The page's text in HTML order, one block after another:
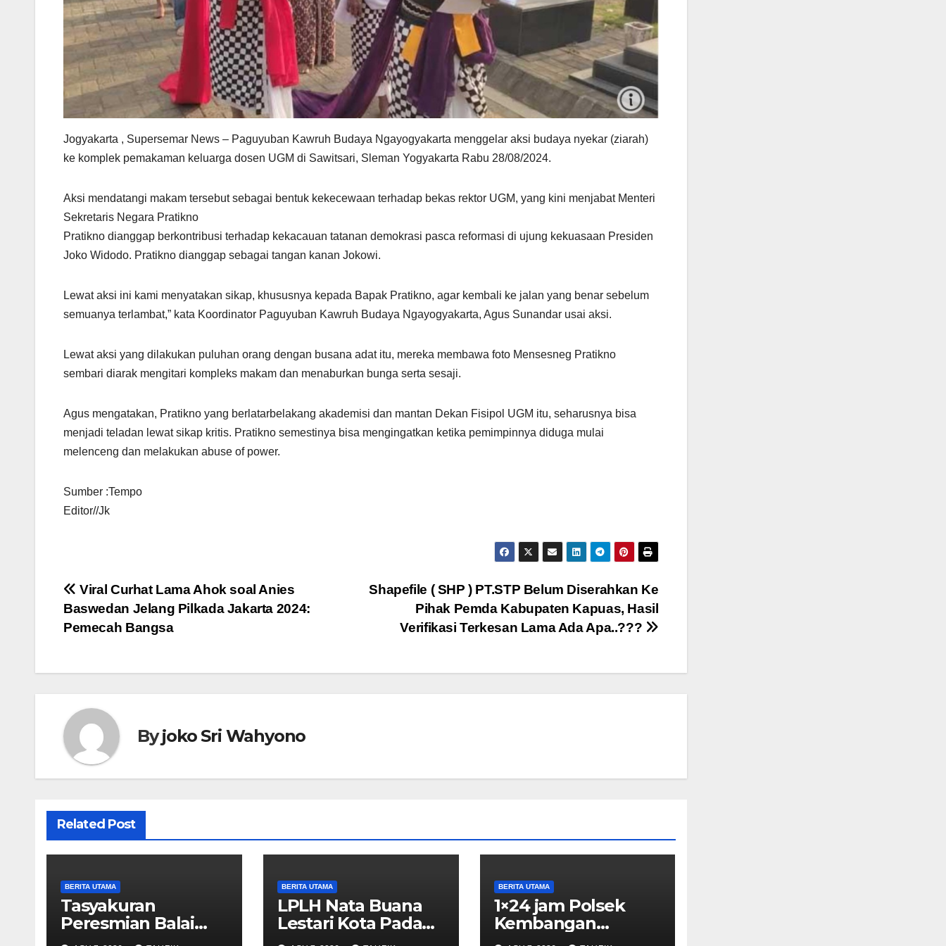
Jogyakarta , Supersemar News – Paguyuban Kawruh Budaya Ngayogyakarta menggelar aksi budaya nyekar (ziarah)
ke komplek pemakaman keluarga dosen UGM di Sawitsari, Sleman Yogyakarta Rabu 28/08/2024.
Aksi mendatangi makam tersebut sebagai bentuk kekecewaan terhadap bekas rektor UGM, yang kini menjabat Menteri
Sekretaris Negara Pratikno
Pratikno dianggap berkontribusi terhadap kekacauan tatanan demokrasi pasca reformasi di ujung kekuasaan Presiden
Joko Widodo. Pratikno dianggap sebagai tangan kanan Jokowi.
Lewat aksi ini kami menyatakan sikap, khususnya kepada Bapak Pratikno, agar kembali ke jalan yang benar sebelum
semuanya terlambat,” kata Koordinator Paguyuban Kawruh Budaya Ngayogyakarta, Agus Sunandar usai aksi.
Lewat aksi yang dilakukan puluhan orang dengan busana adat itu, mereka membawa foto Mensesneg Pratikno
sembari diarak mengitari kompleks makam dan menaburkan bunga serta sesaji.
Agus mengatakan, Pratikno yang berlatarbelakang akademisi dan mantan Dekan Fisipol UGM itu, seharusnya bisa
menjadi teladan lewat sikap kritis. Pratikno semestinya bisa mengingatkan ketika pemimpinnya diduga mulai
melenceng dan melakukan abuse of power.
Sumber :Tempo
Editor//Jk
Navigasi
pos
Shapefile ( SHP ) PT.STP Belum Diserahkan Ke
Pihak Pemda Kabupaten Kapuas, Hasil
Verifikasi Terkesan Lama Ada Apa..???
Viral Curhat Lama Ahok soal Anies
Baswedan Jelang Pilkada Jakarta 2024:
Pemecah Bangsa
Byjoko Sri Wahyono
Related Post
BERITA UTAMA
Tasyakuran
Peresmian Balai
Warga RW 014
BERITA UTAMA
LPLH Nata Buana
Lestari Kota Padang
Panjang Resmi
BERITA UTAMA
1×24 jam Polsek
Kembangan
Ungkap Kasus